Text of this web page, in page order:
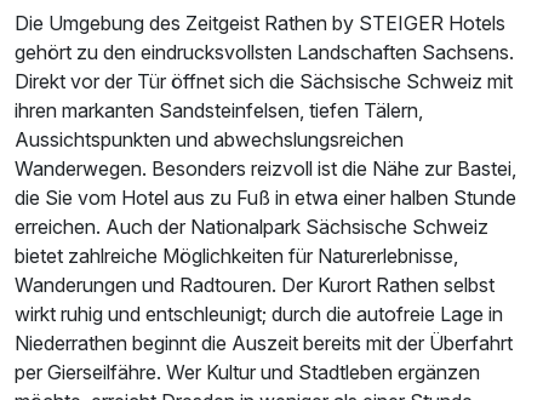
Die Umgebung des Zeitgeist Rathen by STEIGER Hotels
gehört zu den eindrucksvollsten Landschaften Sachsens.
Direkt vor der Tür öffnet sich die Sächsische Schweiz mit
ihren markanten Sandsteinfelsen, tiefen Tälern,
Aussichtspunkten und abwechslungsreichen
Wanderwegen. Besonders reizvoll ist die Nähe zur Bastei,
die Sie vom Hotel aus zu Fuß in etwa einer halben Stunde
erreichen. Auch der Nationalpark Sächsische Schweiz
bietet zahlreiche Möglichkeiten für Naturerlebnisse,
Wanderungen und Radtouren. Der Kurort Rathen selbst
wirkt ruhig und entschleunigt; durch die autofreie Lage in
Niederrathen beginnt die Auszeit bereits mit der Überfahrt
per Gierseilfähre. Wer Kultur und Stadtleben ergänzen